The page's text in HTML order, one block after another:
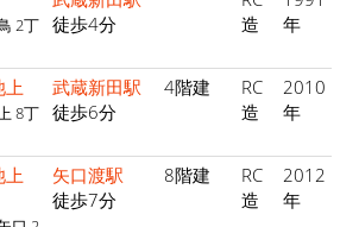
2丁
徒歩4分
造
年
上
8丁
武蔵新田駅
徒歩6分
4階建
RC
造
2010
年
上
矢口渡駅
徒歩7分
8階建
RC
造
2012
年